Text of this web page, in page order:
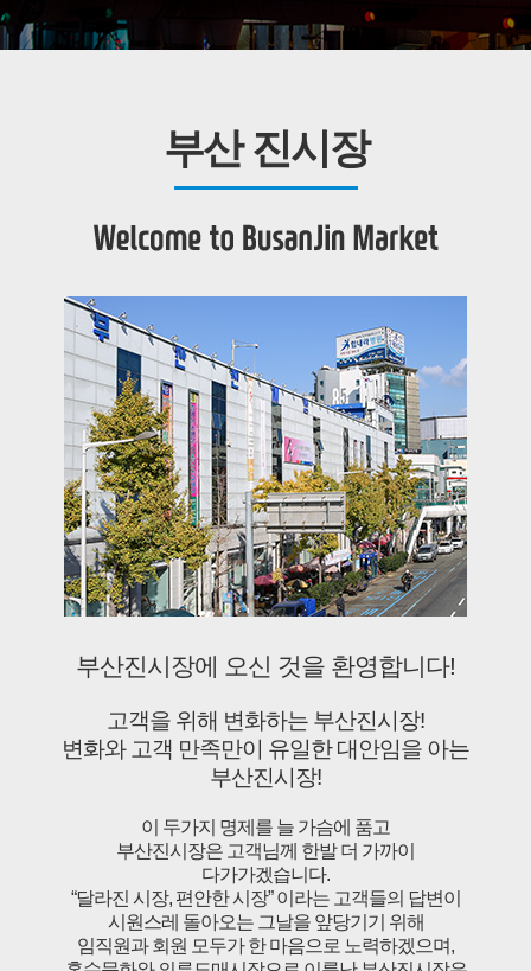
부산 진시장
부산진시장에 오신 것을 환영합니다!
고객을 위해 변화하는 부산진시장!
변화와 고객 만족만이 유일한 대안임을 아는
부산진시장!
이 두가지 명제를 늘 가슴에 품고
부산진시장은 고객님께 한발 더 가까이
다가가겠습니다.
“달라진 시장, 편안한 시장” 이라는 고객들의 답변이
시원스레 돌아오는 그날을 앞당기기 위해
임직원과 회원 모두가 한 마음으로 노력하겠으며,